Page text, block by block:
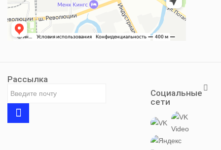
Рассылка
Социальные
сети